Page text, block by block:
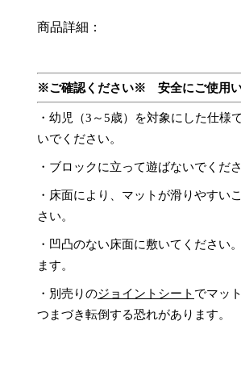
商品詳細：
※ご確認ください※ 安全にご使用い
・幼児（3～5歳）を対象にした仕様
いでください。
・ブロックに立って遊ばないでくださ
・床面により、マットが滑りやすい
さい。
・凹凸のない床面に敷いてください
ます。
・別売りのジョイントシート でマッ
つまづき転倒する恐れがあります。